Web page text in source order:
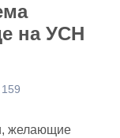
на УСН
желающие